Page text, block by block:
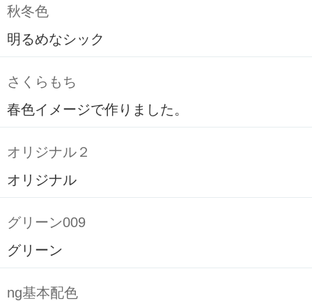
秋冬色
明るめなシック
さくらもち
春色イメージで作りました。
オリジナル２
オリジナル
グリーン009
グリーン
ng基本配色